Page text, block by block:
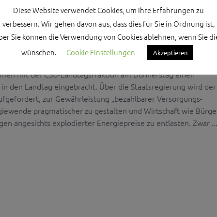
NICHT ÜBERFORDERN!
Wirtschaft in die Knie geht und die Menschen am
die aktuell angespannte weltpolitische Lage und ihre
ist CSU-Umweltpolitiker Volker Bauer
mit der CSU-Landtagsfraktion am Donnerstag einen
den Landtag eingebracht. Über die Staatsregierung wird der
zur Gewährleistung „bezahlbarer Versorgungs-
pragmatischer zu gestalten und Wirtschaft wie
angesichts explodierter Energiepreise zu entlasten. Zwar ...
Diese Website verwendet Cookies, um Ihre Erfahrungen zu
verbessern. Wir gehen davon aus, dass dies für Sie in Ordnung ist,
Sie können die Verwendung von Cookies ablehnen, wenn Sie
wünschen.
Cookie Einstellungen Akzeptieren